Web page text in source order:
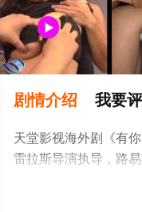
剧情介绍 我要
天堂影视海外剧《有
雷拉斯导演执导，路
卡雷加,胡伯托·巴斯